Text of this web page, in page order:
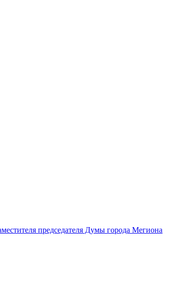
председателя Думы города Мегиона